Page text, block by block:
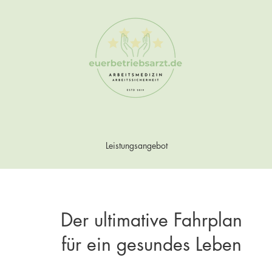
Leistungsangebot
Der ultimative Fahrplan
für ein gesundes Leben